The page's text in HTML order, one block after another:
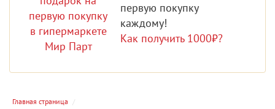
первую покупку
каждому!
Как получить 1000₽?
Главная страница